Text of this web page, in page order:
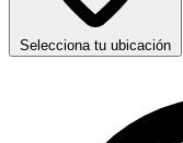
Selecciona tu ubicación